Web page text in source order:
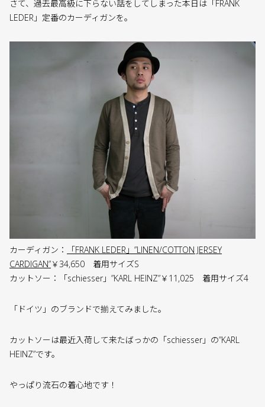
さて、過去最高級に下らない話をしてしまった本日は「FRANK
LEDER」定番のカーディガンを。
カーディガン：
「FRANK LEDER」”LINEN/COTTON JERSEY
CARDIGAN”￥34,650 着用サイズS
カットソー：「schiesser」”KARL HEINZ”￥11,025 着用サイズ4
「ドイツ」のブランドで揃えてみました。
カットソーは最近入荷して来たばっかの「schiesser」の”KARL
HEINZ”です。
やっぱり流石の着心地です！